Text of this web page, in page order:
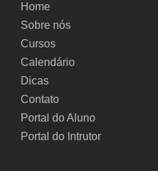
Home
Sobre nós
Cursos
Calendário
Dicas
Contato
Portal do Aluno
Portal do Intrutor